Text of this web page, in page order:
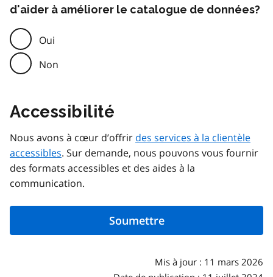
d'aider à améliorer le catalogue de données?
Oui
Non
Accessibilité
Nous avons à cœur d’offrir des services à la clientèle
accessibles. Sur demande, nous pouvons vous fournir
des formats accessibles et des aides à la
communication.
Mis à jour : 11 mars 2026